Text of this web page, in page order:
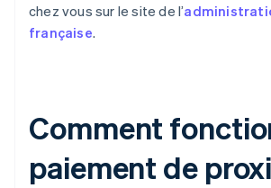
chez vous sur le site de l’
française.
Comment
paiement de